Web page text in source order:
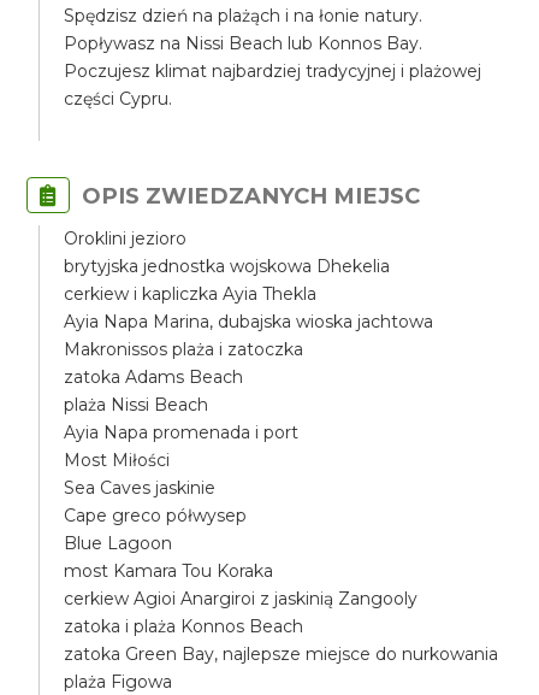
Spędzisz dzień na plażąch i na łonie natury.
Popływasz na Nissi Beach lub Konnos Bay.
Poczujesz klimat najbardziej tradycyjnej i plażowej
części Cypru.
OPIS ZWIEDZANYCH MIEJSC
Oroklini jezioro
brytyjska jednostka wojskowa Dhekelia
cerkiew i kapliczka Ayia Thekla
Ayia Napa Marina, dubajska wioska jachtowa
Makronissos plaża i zatoczka
zatoka Adams Beach
plaża Nissi Beach
Ayia Napa promenada i port
Most Miłości
Sea Caves jaskinie
Cape greco półwysep
Blue Lagoon
most Kamara Tou Koraka
cerkiew Agioi Anargiroi z jaskinią Zangooly
zatoka i plaża Konnos Beach
zatoka Green Bay, najlepsze miejsce do nurkowania
plaża Figowa